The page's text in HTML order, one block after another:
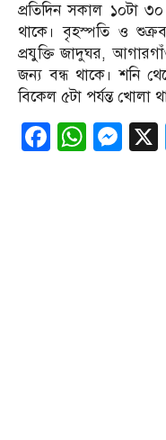
প্রতিদিন সকাল ১০টা
থাকে। বৃহস্পতি ও
প্রযুক্তি জাদুঘর,
জন্য বন্ধ থাকে। শনি
বিকেল ৫টা পর্যন্ত খোলা